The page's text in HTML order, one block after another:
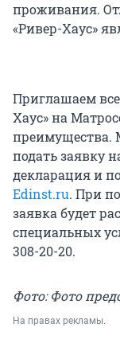
проживания.
«Ривер-Хаус»
Приглашаем
Хаус» на
преимущества.
подать заявку
декларация и
Edinst.ru. При
заявка будет
специальных
308-20-20.
Фото: Фото
На правах рекламы.